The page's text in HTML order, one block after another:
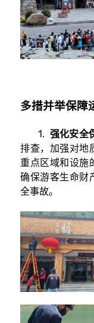
多措并举保障
1. 强化安全
排查，加强对地
重点区域和设施
确保游客生命财
全事故。